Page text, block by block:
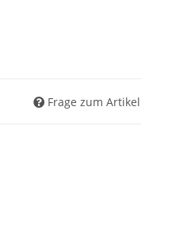
Frage zum Artikel